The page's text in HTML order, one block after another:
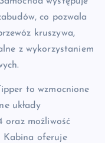
co pozwala
kruszywa,
z wykorzystaniem
to wzmocnione
układy
oraz możliwość
Kabina oferuje